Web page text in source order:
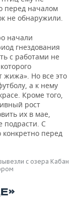
перед началом
не обнаружили.
начали
гнездования
с работами не
жижа». Но все это
а к нему
Кроме того,
рост
их в мае,
подрасти. С
конкретно перед
с озера Кабан